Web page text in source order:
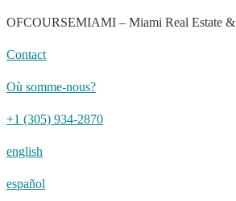
OFCOURSEMIAMI – Miami Real Estate &
Contact
Où somme-nous?
+1 (305) 934-2870
english
español